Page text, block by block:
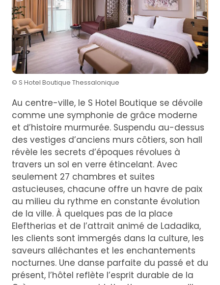
© S Hotel Boutique Thessalonique
Au centre-ville, le S Hotel Boutique se dévoile
comme une symphonie de grâce moderne
et d’histoire murmurée. Suspendu au-dessus
des vestiges d’anciens murs côtiers, son hall
révèle les secrets d’époques révolues à
travers un sol en verre étincelant. Avec
seulement 27 chambres et suites
astucieuses, chacune offre un havre de paix
au milieu du rythme en constante évolution
de la ville. À quelques pas de la place
Eleftherias et de l’attrait animé de Ladadika,
les clients sont immergés dans la culture, les
saveurs alléchantes et les enchantements
nocturnes. Une danse parfaite du passé et du
présent, l’hôtel reflète l’esprit durable de la